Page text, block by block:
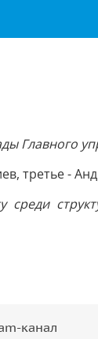
Главного
третье -
канал